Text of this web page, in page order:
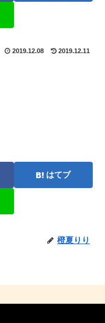
2019.12.08 2019.12.11
はてブ
橙夏りり